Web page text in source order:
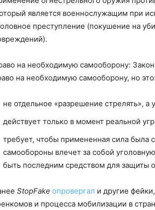
является военнослужащим при
преступление (покушение на
на необходимую самооборону:
на необходимую самооборону, но это:
не отдельное «разрешение стрелять», а
действует только в момент реальной
требует, чтобы примененная сила
самообороны влечет за собой
быть последним средством для защиты
StopFake опровергал и другие
и процесса мобилизации в